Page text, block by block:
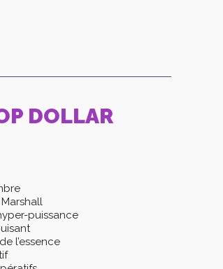
DOLLAR
puissance
l’essence